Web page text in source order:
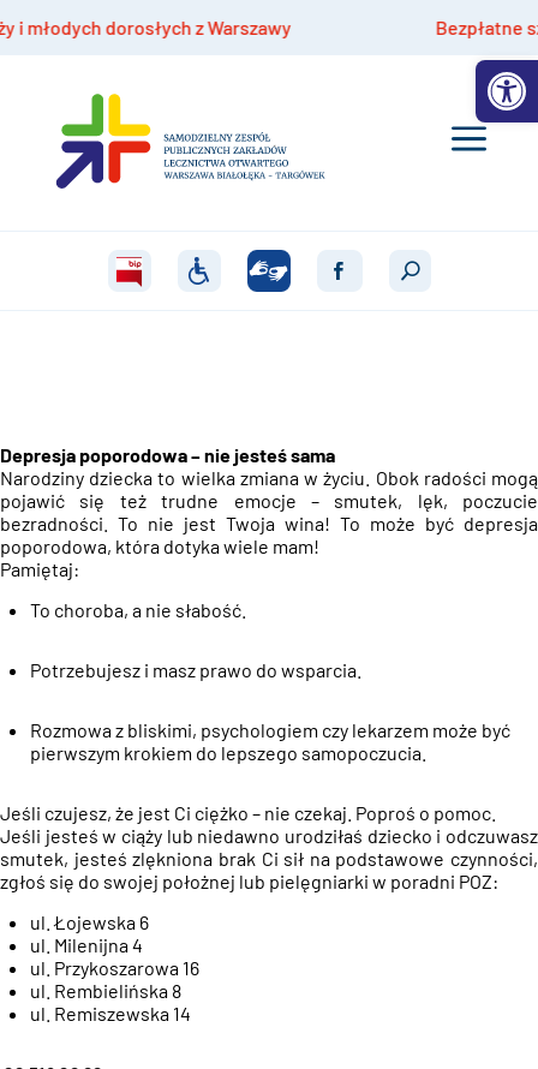
dorosłych z Warszawy Bezpłatne
Depresja poporodowa – nie jesteś sama
Narodziny dziecka to wielka zmiana w życiu. Obok radości mogą
pojawić się też trudne emocje – smutek, lęk, poczucie
bezradności . To nie jest Twoja wina! To może być depresja
poporodowa, która dotyka wiele mam!
Pamiętaj:
To choroba, a nie słabość.
Potrzebujesz i masz prawo do wsparcia.
Rozmowa z bliskimi, psychologiem czy lekarzem może być
pierwszym krokiem do lepszego samopoczucia.
Jeśli czujesz, że jest Ci ciężko – nie czekaj. Poproś o pomoc.
Jeśli jesteś w ciąży lub niedawno urodziłaś dziecko i odczuwasz
smutek, jesteś zlękniona brak Ci sił na podstawowe czynności,
zgłoś się do swojej położnej lub pielęgniarki w poradni POZ:
ul. Łojewska 6
ul. Milenijna 4
ul. Przykoszarowa 16
ul. Rembielińska 8
ul. Remiszewska 14